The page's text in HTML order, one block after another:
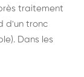
traitement
d'un tronc
Dans les